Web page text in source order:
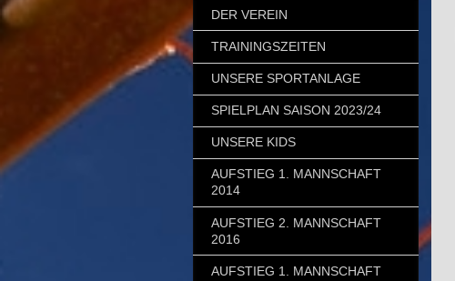
DER VEREIN
TRAININGSZEITEN
UNSERE SPORTANLAGE
SPIELPLAN SAISON 2023/24
UNSERE KIDS
AUFSTIEG 1. MANNSCHAFT
2014
AUFSTIEG 2. MANNSCHAFT
2016
AUFSTIEG 1. MANNSCHAFT